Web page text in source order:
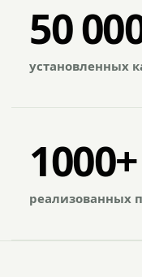
50
установленных
1000+
реализованных